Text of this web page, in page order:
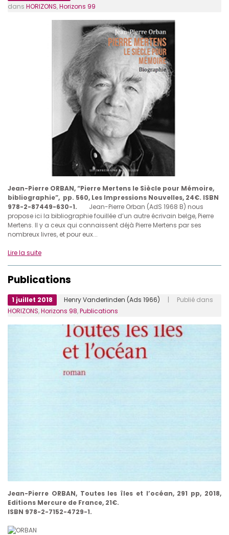
dans HORIZONS,Horizons 99
Jean-Pierre ORBAN, “Pierre Mertens le Siècle pour Mémoire,
bibliographie”, pp. 560, Les Impressions Nouvelles, 24€. ISBN
978-2-87449-630-1.
Jean-Pierre Orban (AdS 1968 B) nous
propose ici la bibliographie fouillée d’un autre écrivain belge, Pierre
Mertens. Il y a ceux qui connaissent déjà Pierre Mertens par ses
nombreux livres, et pour eux...
Lire la suite
Publications
1 juillet 2018 Henry Vanderlinden (Ads 1966) | Publié dans
HORIZONS,Horizons 98,Publications
Jean-Pierre ORBAN, Toutes les îles et l’océan, 291 pp, 2018,
Editions Mercure de France, 21€.
ISBN 978-2-7152-4729-1.